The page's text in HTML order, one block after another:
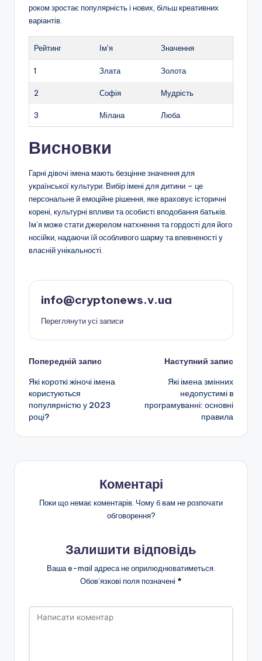
роком зростає популярність і нових, більш креативних
варіантів.
Рейтинг Ім’я Значення
1 Злата Золота
2 Софія Мудрість
3 Мілана Люба
Висновки
Гарні дівочі імена мають безцінне значення для
української культури. Вибір імені для дитини – це
персональне й емоційне рішення, яке враховує історичні
корені, культурні впливи та особисті вподобання батьків.
Ім’я може стати джерелом натхнення та гордості для його
носійки, надаючи їй особливого шарму та впевненості у
власній унікальності.
info@cryptonews.v.ua
Переглянути усі записи
Навігація
по
запису
Попередній запис
Які короткі жіночі імена
користуються
популярністю у 2023
році?
Наступний запис
Які імена змінних
недопустимі в
програмуванні: основні
правила
Коментарі
Поки що немає коментарів. Чому б вам не розпочати
обговорення?
Залишити відповідь
Ваша e-mail адреса не оприлюднюватиметься.
Обов’язкові поля позначені *